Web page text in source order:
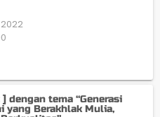
2022
] dengan tema “Generasi
yang Berakhlak Mulia,